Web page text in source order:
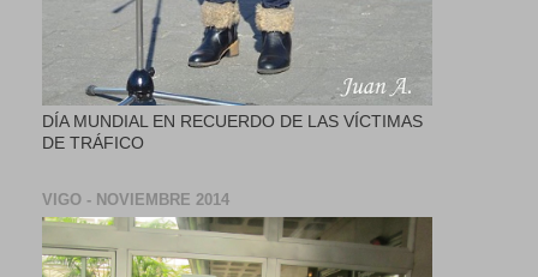
DÍA MUNDIAL EN RECUERDO DE LAS VÍCTIMAS
DE TRÁFICO
VIGO - NOVIEMBRE 2014